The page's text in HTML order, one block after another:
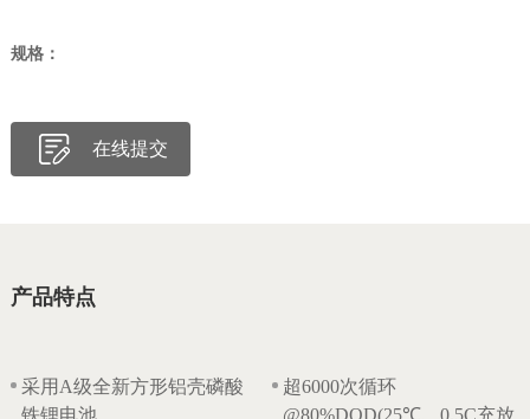
规格：
在线提交
产品特点
采用A级全新方形铝壳磷酸
铁锂电池
超6000次循环
@80%DOD(25℃、0.5C充放